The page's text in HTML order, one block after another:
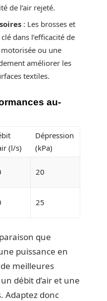
de l’air rejeté.
: Les brosses et
dans l’efficacité de
motorisée ou une
améliorer les
textiles.
au-
(l/s)
Dépression
(kPa)
20
25
que
puissance en
meilleures
débit d’air et une
Adaptez donc